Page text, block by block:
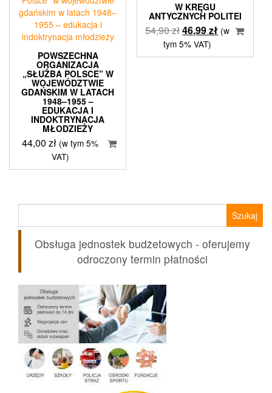
POWSZECHNA
ORGANIZACJA
„SŁUŻBA POLSCE” W
WOJEWÓDZTWIE
GDAŃSKIM W LATACH
1948–1955 –
EDUKACJA I
INDOKTRYNACJA
MŁODZIEŻY
44,00zł (w tym 5%
VAT)
W KRĘGU
ANTYCZNYCH POLITEI
54,90złPierwotna
cena
wynosiła:
46,99złAktualna
wynosi:
(w
tym 5% VAT)
Obsługa jednostek budżetowych - oferujemy
odroczony termin płatności